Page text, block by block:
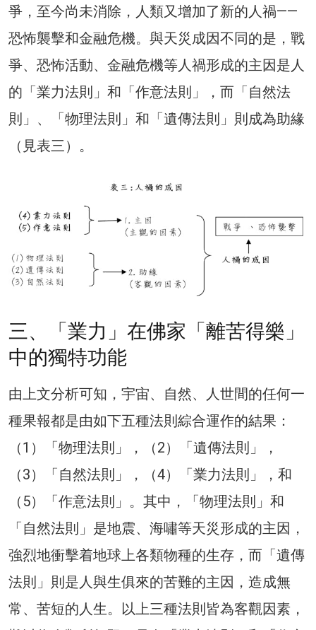
爭，至今尚未消除，人類又增加了新的人禍——
恐怖襲擊和金融危機。與天災成因不同的是，戰
爭、恐怖活動、金融危機等人禍形成的主因是人
的「業力法則」和「作意法則」，而「自然法
則」、「物理法則」和「遺傳法則」則成為助緣
（見表三）。
三、「業力」在佛家「離苦得樂」
中的獨特功能
由上文分析可知，宇宙、自然、人世間的任何一
種果報都是由如下五種法則綜合運作的結果：
（1）「物理法則」，（2）「遺傳法則」，
（3）「自然法則」，（4）「業力法則」，和
（5）「作意法則」。其中，「物理法則」和
「自然法則」是地震、海嘯等天災形成的主因，
強烈地衝擊着地球上各類物種的生存，而「遺傳
法則」則是人與生俱來的苦難的主因，造成無
常、苦短的人生。以上三種法則皆為客觀因素，